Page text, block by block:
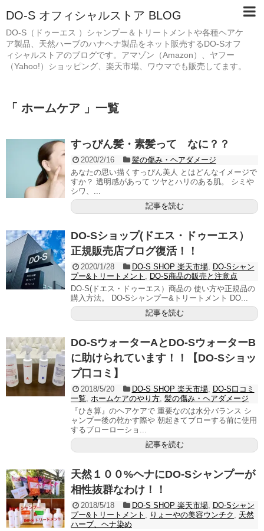
DO-S オフィシャルストア BLOG
DO-S（ドゥーエス ）シャンプー＆トリートメントや各種ヘアケ
ア製品、天然ハーブのハナヘナ製品をネット販売するDO-Sオフ
ィシャルストアのブログです。アマゾン（Amazon）、ヤフー
（Yahoo!）ショッピング、楽天市場、ワウマでも販売してます。
「 ホームケア 」一覧
すっぴん髪・素髪って なに？？
2020/2/16
髪の傷み・ヘアダメージ
あなたの思い描くすっぴん美人 とはどんなイメージで
すか？ 透明感があって ツヤとハリのある肌。 シミや
シワ、...
記事を読む
DO-Sショップ(ドエス・ドゥーエス）
正規販売店ブログ復活！！
2020/1/28 DO-S SHOP 楽天市場,
DO-Sシャン
プー&トリートメント
DO-S商品の販売と注意点
DO-S(ドエス・ドゥーエス）商品の 使い方や正規品の
購入方法。 DO-Sシャンプー&トリートメント DO...
記事を読む
DO-SウォーターAとDO-SウォーターB
に助けられています！！【DO-Sショッ
プ口コミ】
2018/5/20 DO-S SHOP 楽天市場,
DO-S口コミ
一覧
ホームケアのやり方 髪の傷み・ヘアダメージ
『ひき算』のヘアケアで 重要なのは水分バランス シ
ャンプー後の乾かす際や 朝起きてブローする前に使用
するブローローショ...
記事を読む
天然１００%ヘナにDO-Sシャンプーが
相性抜群なわけ！！
2018/5/18 DO-S SHOP 楽天市場,
DO-Sシャン
プー&トリートメント
りょーやの美容ウンチク
天然
ハーブ、ヘナ染め